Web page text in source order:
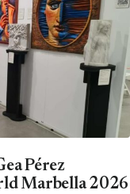
Pérez
Marbella 2026